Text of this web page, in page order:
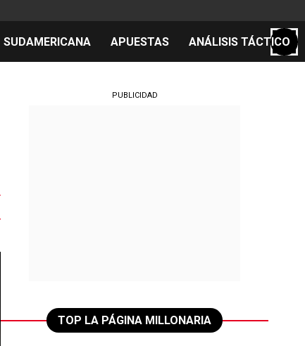
SUDAMERICANA APUESTAS ANÁLISIS TÁCTICO
PUBLICIDAD
TOP LA PÁGINA MILLONARIA